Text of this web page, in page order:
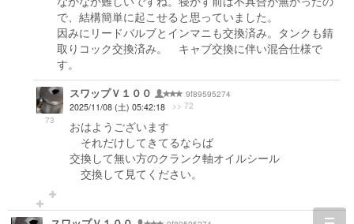
で、結構簡単に起こせると思っていました。
因みにリードバルブとインマニも交換済み。タンクも錆
取りコック交換済み。 キャブ交換に伴い混合仕様で
す。
73
スワップＶ１００
9f89595274
2025/11/08 (土) 05:42:18
>> 72
おはようございます
それだけしてきてるならば
交換して無い方のクランク軸オイルシール
交換して見てください。